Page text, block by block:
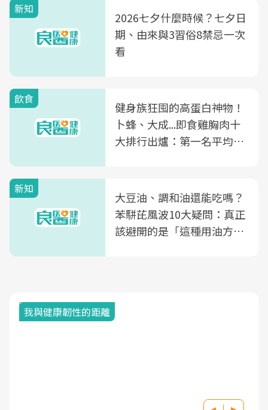
新知
2026七夕什麼時候？七夕日
期、由來與3習俗8禁忌一次
看
飲食
健身族狂囤的高蛋白神物！
卜蜂、大成...即食雞胸肉十
大排行出爐：第一名平均一
新知
大豆油、調和油還能吃嗎？
苯駢芘風波10大疑問：真正
該避開的是「這種用油方
我與健康韌性的距離